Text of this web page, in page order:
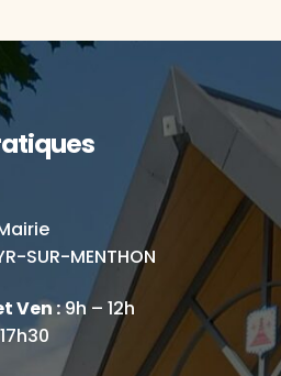
SUR-MENTHON
Ven :9h – 12h